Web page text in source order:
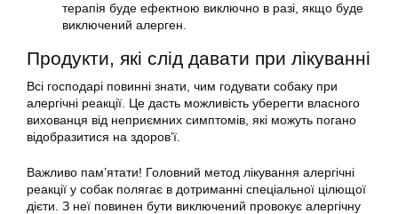
терапія буде ефектною виключно в разі, якщо буде
виключений алерген.
Продукти, які слід давати при лікуванні
Всі господарі повинні знати, чим годувати собаку при
алергічні реакції. Це дасть можливість уберегти власного
вихованця від неприємних симптомів, які можуть погано
відобразитися на здоров’ї.
Важливо пам’ятати! Головний метод лікування алергічні
реакції у собак полягає в дотриманні спеціальної цілющої
дієти. З неї повинен бути виключений провокує алергічну